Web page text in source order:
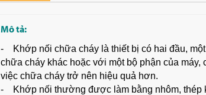
Mô tả:
- Khớp nối chữa cháy là thiết bị có hai đầu,
chữa cháy khác hoặc với một bộ phận của
việc chữa cháy trở nên hiệu quả hơn.
- Khớp nối thường được làm bằng nhôm, thép